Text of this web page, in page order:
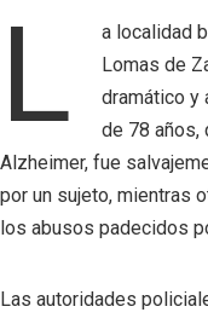
L
a localidad
Lomas de
dramático y
de 78 años,
Alzheimer, fue
por un sujeto, mientras
los abusos padecidos
Las autoridades